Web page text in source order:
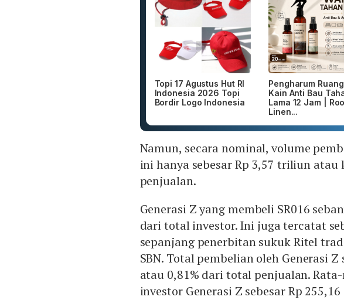
Topi 17 Agustus Hut RI
Indonesia 2026 Topi
Bordir Logo Indonesia
Pengharum
Kain Anti Bau
Lama 12 Jam |
Linen...
Namun, secara nominal, volume
ini hanya sebesar Rp 3,57 triliun
penjualan.
Generasi Z yang membeli SR016
dari total investor. Ini juga tercatat
sepanjang penerbitan sukuk Ritel
SBN. Total pembelian oleh Generasi
atau 0,81% dari total penjualan.
investor Generasi Z sebesar Rp